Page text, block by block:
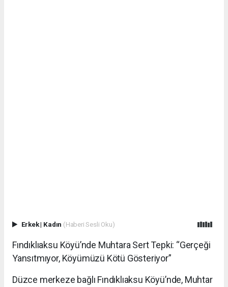
Erkek| Kadın (Haberi Sesli Oku)
Fındıklıaksu Köyü’nde Muhtara Sert Tepki: “Gerçeği
Yansıtmıyor, Köyümüzü Kötü Gösteriyor”
Düzce merkeze bağlı Fındıklıaksu Köyü’nde, Muhtar